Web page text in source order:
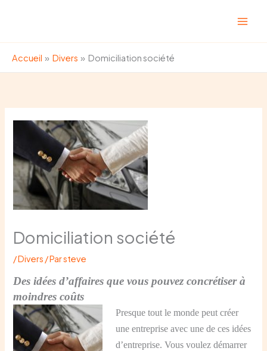
Accueil
Divers Domiciliation société
Domiciliation société
/Divers / Parsteve
Des idées d’affaires que vous pouvez concrétiser à
moindres coûts
Presque tout le monde peut créer
une entreprise avec une de ces idées
d’entreprise. Vous voulez démarrer